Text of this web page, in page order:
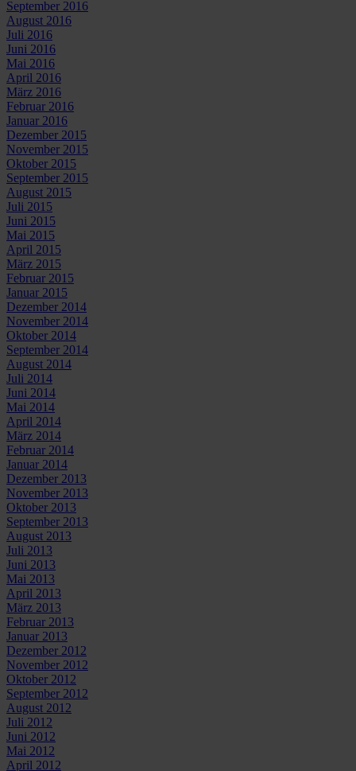
September 2016
August 2016
Juli 2016
Juni 2016
Mai 2016
April 2016
März 2016
Februar 2016
Januar 2016
Dezember 2015
November 2015
Oktober 2015
September 2015
August 2015
Juli 2015
Juni 2015
Mai 2015
April 2015
März 2015
Februar 2015
Januar 2015
Dezember 2014
November 2014
Oktober 2014
September 2014
August 2014
Juli 2014
Juni 2014
Mai 2014
April 2014
März 2014
Februar 2014
Januar 2014
Dezember 2013
November 2013
Oktober 2013
September 2013
August 2013
Juli 2013
Juni 2013
Mai 2013
April 2013
März 2013
Februar 2013
Januar 2013
Dezember 2012
November 2012
Oktober 2012
September 2012
August 2012
Juli 2012
Juni 2012
Mai 2012
April 2012